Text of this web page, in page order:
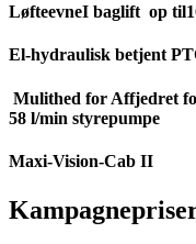
LøfteevneI baglift op
El-hydraulisk betjent
Mulithed for Affjedret
58 l/min styrepumpe
Maxi-Vision-Cab II